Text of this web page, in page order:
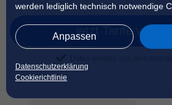
werden lediglich technisch notwendige
Anpassen
Datenschutzerklärung
Cookierichtlinie
jetzt Tarife